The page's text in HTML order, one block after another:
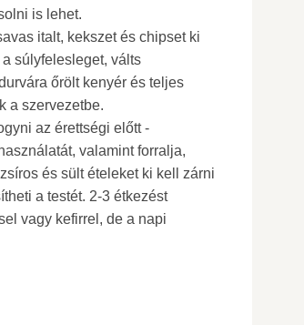
is lehet.
italt, kekszet és chipset ki
súlyfelesleget, válts
őrölt kenyér és teljes
a szervezetbe.
az érettségi előtt -
valamint forralja,
és sült ételeket ki kell zárni
a testét. 2-3 étkezést
vagy kefirrel, de a napi